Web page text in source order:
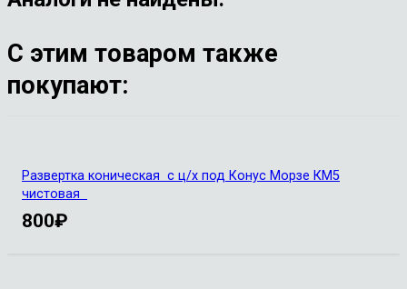
С этим товаром также
покупают:
Развертка коническая с ц/х под Конус Морзе КМ5
чистовая
800₽